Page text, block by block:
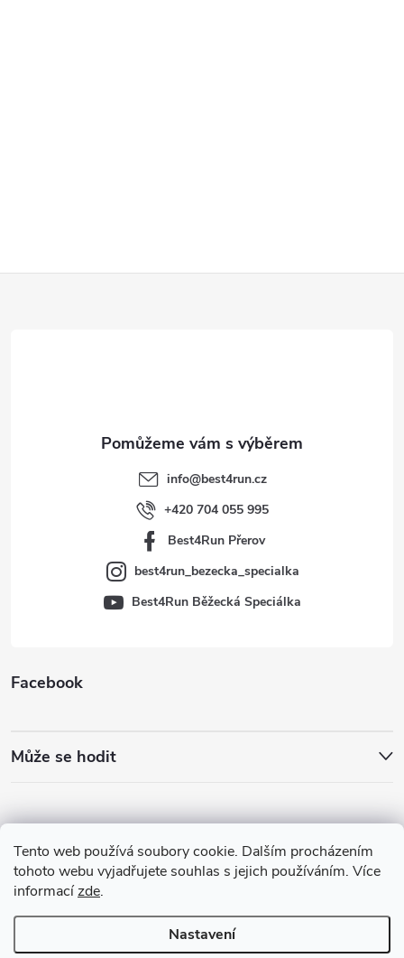
Tento web používá soubory cookie. Dalším procházením
tohoto webu vyjadřujete souhlas s jejich používáním. Více
informacízde.
Nastavení
Facebook
Může se hodit
info@best4run.cz
+420 704 055 995
Best4Run Přerov
best4run_bezecka_specialka
Best4Run Běžecká Speciálka